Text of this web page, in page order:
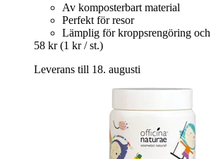
Av komposterbart material
Perfekt för resor
Lämplig för kroppsrengöring
58 kr (1 kr / st.)
Leverans till 18. augusti